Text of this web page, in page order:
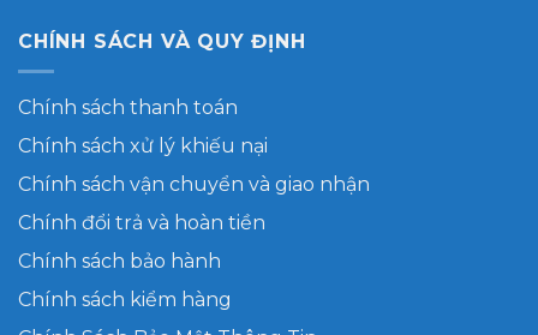
CHÍNH SÁCH VÀ QUY ĐỊNH
Chính sách thanh toán
Chính sách xử lý khiếu nại
Chính sách vận chuyển và giao nhận
Chính đổi trả và hoàn tiền
Chính sách bảo hành
Chính sách kiểm hàng